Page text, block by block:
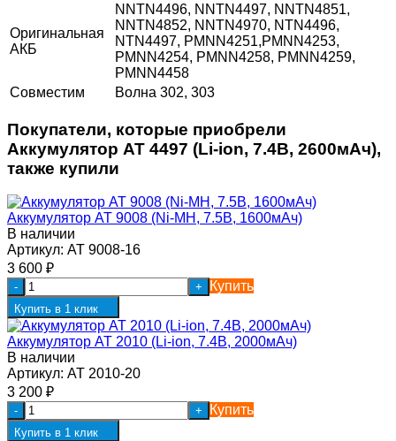
Оригинальная
АКБ
NNTN4496, NNTN4497, NNTN4851,
NNTN4852, NNTN4970, NTN4496,
NTN4497, PMNN4251,PMNN4253,
PMNN4254, PMNN4258, PMNN4259,
PMNN4458
Совместим
Волна 302, 303
Покупатели, которые приобрели
Аккумулятор AT 4497 (Li-ion, 7.4В, 2600мАч),
также купили
Аккумулятор AT 9008 (Ni-MH, 7.5В, 1600мАч)
В наличии
Артикул: AT 9008-16
3 600 ₽
- + Купить
Купить в 1 клик
Аккумулятор AT 2010 (Li-ion, 7.4В, 2000мАч)
В наличии
Артикул: AT 2010-20
3 200 ₽
- + Купить
Купить в 1 клик